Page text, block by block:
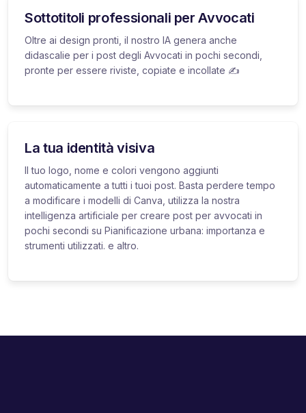
Sottotitoli professionali per Avvocati
Oltre ai design pronti, il nostro IA genera anche
didascalie per i post degli Avvocati in pochi secondi,
pronte per essere riviste, copiate e incollate ✍️
La tua identità visiva
Il tuo logo, nome e colori vengono aggiunti
automaticamente a tutti i tuoi post. Basta perdere tempo
a modificare i modelli di Canva, utilizza la nostra
intelligenza artificiale per creare post per avvocati in
pochi secondi su Pianificazione urbana: importanza e
strumenti utilizzati. e altro.